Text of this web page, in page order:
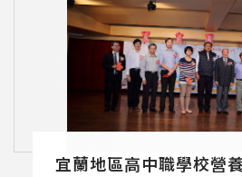
宜蘭地區高中職學校營